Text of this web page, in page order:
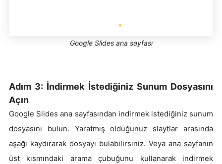
Google Slides ana sayfası
Adım 3: İndirmek İstediğiniz Sunum Dosyasını
Açın
Google Slides ana sayfasından indirmek istediğiniz sunum
dosyasını bulun. Yaratmış olduğunuz slaytlar arasında
aşağı kaydırarak dosyayı bulabilirsiniz. Veya ana sayfanın
üst kısmındaki arama çubuğunu kullanarak indirmek